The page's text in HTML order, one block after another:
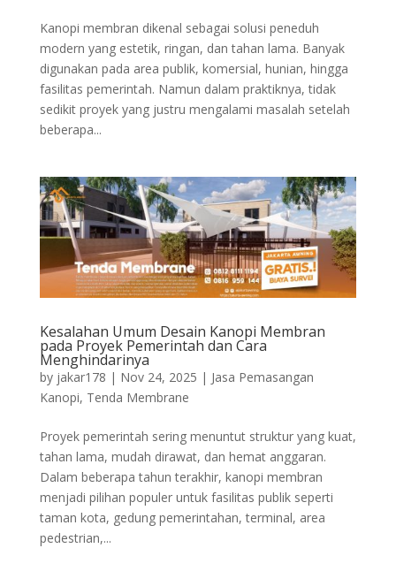
Kanopi membran dikenal sebagai solusi peneduh
modern yang estetik, ringan, dan tahan lama. Banyak
digunakan pada area publik, komersial, hunian, hingga
fasilitas pemerintah. Namun dalam praktiknya, tidak
sedikit proyek yang justru mengalami masalah setelah
beberapa...
Kesalahan Umum Desain Kanopi Membran
pada Proyek Pemerintah dan Cara
Menghindarinya
by jakar178 | Nov 24, 2025 | Jasa Pemasangan
Kanopi, Tenda Membrane
Proyek pemerintah sering menuntut struktur yang kuat,
tahan lama, mudah dirawat, dan hemat anggaran.
Dalam beberapa tahun terakhir, kanopi membran
menjadi pilihan populer untuk fasilitas publik seperti
taman kota, gedung pemerintahan, terminal, area
pedestrian,...